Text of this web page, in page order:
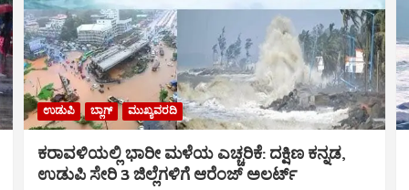
ಉಡುಪಿ ಬ್ಲಾಗ್ ಮುಖ್ಯವರದಿ
ಕರಾವಳಿಯಲ್ಲಿ ಭಾರೀ ಮಳೆಯ ಎಚ್ಚರಿಕೆ: ದಕ್ಷಿಣ ಕನ್ನಡ,
ಉಡುಪಿ ಸೇರಿ 3 ಜಿಲ್ಲೆಗಳಿಗೆ ಆರೆಂಜ್ ಅಲರ್ಟ್